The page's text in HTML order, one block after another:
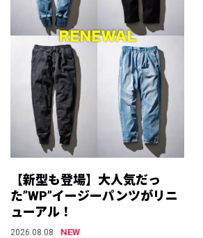
【新型も登場】大人気だっ
た”WP”イージーパンツがリニ
ューアル！
2026.08.08
NEW